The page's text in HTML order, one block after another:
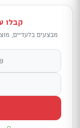
קבלו
מבצעים בלעדיים,